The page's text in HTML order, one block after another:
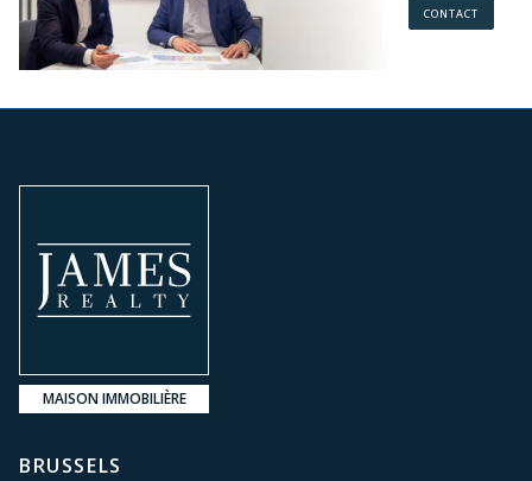
CONTACT
MAISON IMMOBILIÈRE
BRUSSELS